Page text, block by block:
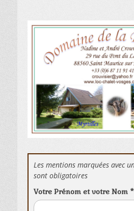
Les mentions marquées avec
sont obligatoires
Votre Prénom et votre Nom *